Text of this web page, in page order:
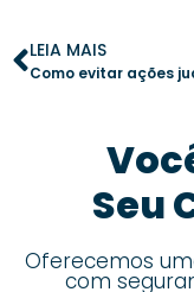
LEIA MAIS
Seu
Oferecemos
com